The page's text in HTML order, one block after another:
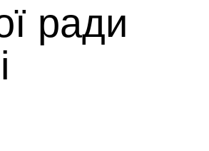
ради